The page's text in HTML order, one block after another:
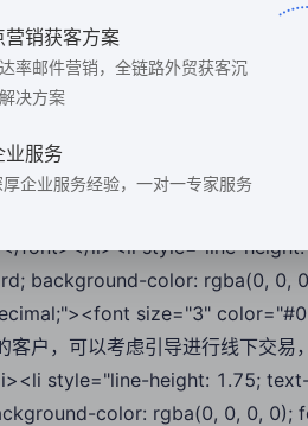
text-align: left; list-style-
font-family: "Microsoft
记录<span style="font-family:
便在发生争议时有据可依。</
inside; word-break: break-
STXihei; list-style-type:
Arial;">：通过客户过往的
font></li><li style="line-
background-color: rgba(0, 0,
size="3"
户，可以考虑引导进行线下交易
style="line-height: 1.75;
color: rgba(0, 0, 0, 0);
营销获客方案
率邮件营销，全链路外贸获客沉
决方案
业服务
企业服务经验，一对一专家服务